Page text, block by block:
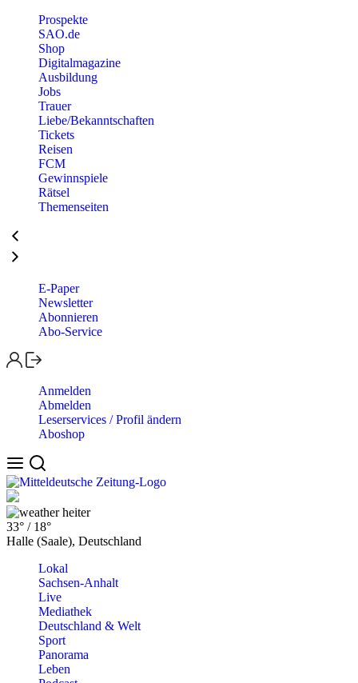
Prospekte
SAO.de
Shop
Digitalmagazine
Ausbildung
Jobs
Trauer
Liebe/Bekanntschaften
Tickets
Reisen
FCM
Gewinnspiele
Rätsel
Themenseiten
E-Paper
Newsletter
Abonnieren
Abo-Service
Anmelden
Abmelden
Leserservices / Profil ändern
Aboshop
heiter
33° / 18°
Halle (Saale), Deutschland
Lokal
Sachsen-Anhalt
Live
Mediathek
Deutschland & Welt
Sport
Panorama
Leben